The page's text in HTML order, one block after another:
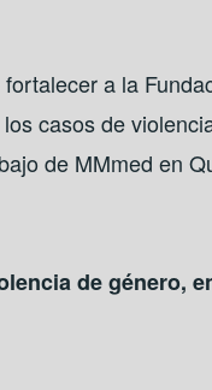
a la
casos de
de MMmed en
de género,